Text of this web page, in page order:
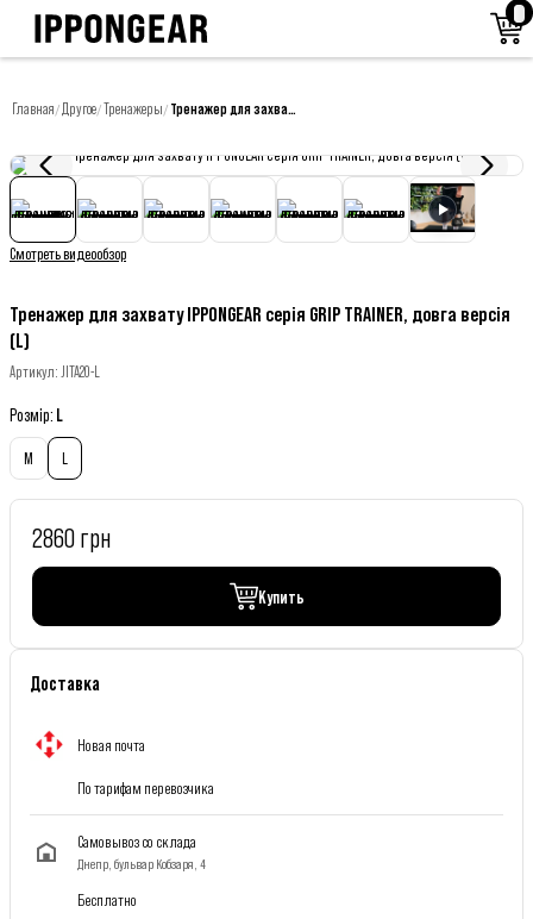
Главная/Другое/Тренажеры/ Тренажер для захвату IPPONGEAR серія GRIP TRAINER, довга версія (L)
Смотреть видеообзор
Тренажер для захвату IPPONGEAR серія GRIP TRAINER, довга версія
(L)
Артикул: JITA20-L
Розмір: L
M L
2860 грн
Купить
Доставка
Новая почта
По тарифам перевозчика
Самовывоз со склада
Днепр, бульвар Кобзаря, 4
Бесплатно